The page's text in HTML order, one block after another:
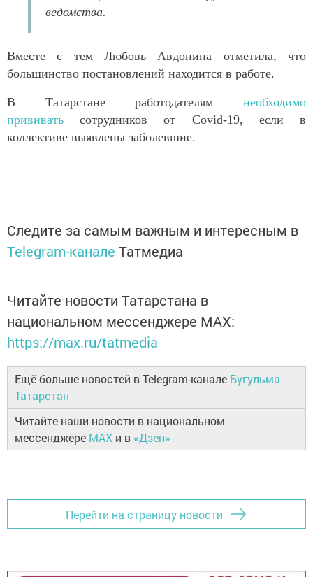
ведомства.
Вместе с тем Любовь Авдонина отметила, что
большинство постановлений находится в работе.
В Татарстане работодателям необходимо
прививать сотрудников от Covid-19, если в
коллективе выявлены заболевшие.
Следите за самым важным и интересным в
Telegram-канале Татмедиа
Читайте новости Татарстана в
национальном мессенджере MАХ:
https://max.ru/tatmedia
Ещё больше новостей в Telegram-канале Бугульма
Татарстан
Читайте наши новости в национальном
мессенджере MAX и в «Дзен»
Перейти на страницу новости